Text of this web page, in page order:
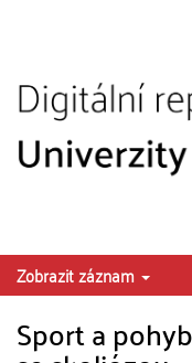
Zobrazit záznam
Sport a